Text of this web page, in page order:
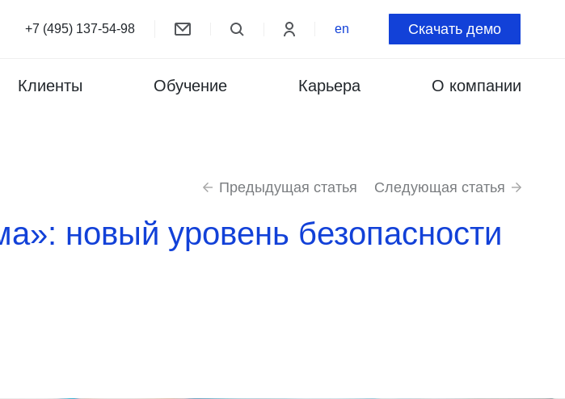
+7 (495) 137-54-98 en Скачать демо
Клиенты Обучение Карьера О компании
Предыдущая статья Следующая статья
новый уровень безопасности